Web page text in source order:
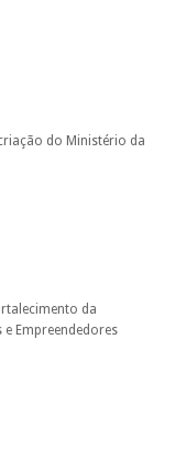
do Ministério da
da
Empreendedores